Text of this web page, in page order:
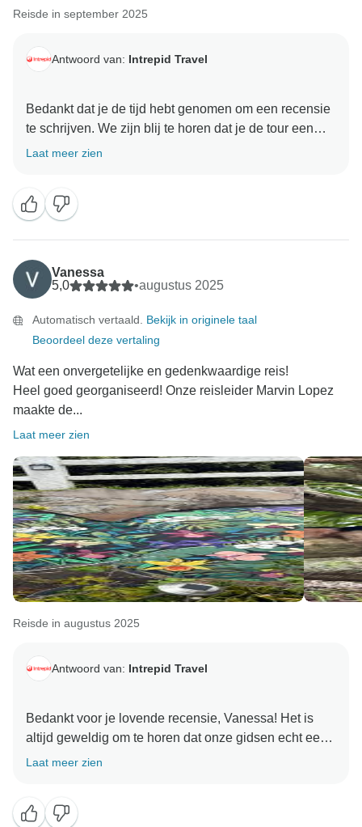
We hopen dat je ondanks de uitdagingen die je
herinneringen hebt kunnen maken en we kijken
Reisde in september 2025
Antwoord van: Intrepid Travel
Bedankt dat je de tijd hebt genomen om een recensie
te schrijven. We zijn blij te horen dat je de tour een
uitstekende introductie tot Costa Rica vond, met een
verwachtingen voldeed en een gedenkwaardig eerste
bezoek was. We waarderen je feedback enorm en
hopen je in de toekomst weer op een avontuur te
mogen verwelkomen.
Laat meer zien
Vanessa
5,0
•augustus 2025
Automatisch vertaald. Bekijk in originele taal
Beoordeel deze vertaling
Wat een onvergetelijke en gedenkwaardige reis!
Heel goed georganiseerd! Onze reisleider Marvin Lopez
maakte de...
Laat meer zien
Reisde in augustus 2025
Antwoord van: Intrepid Travel
Bedankt voor je lovende recensie, Vanessa! Het is
altijd geweldig om te horen dat onze gidsen echt een
impact hebben op de reiservaringen van onze gasten.
door dit geweldige land!
Laat meer zien